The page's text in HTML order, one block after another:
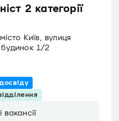
2 категорії
Київ, вулиця
1/2
вакансії